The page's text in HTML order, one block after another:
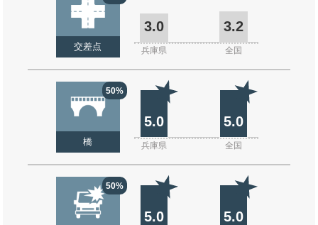
交差点
3.0 3.2
兵庫県 全国
50%
橋
5.0 5.0
兵庫県 全国
50%
5.0 5.0